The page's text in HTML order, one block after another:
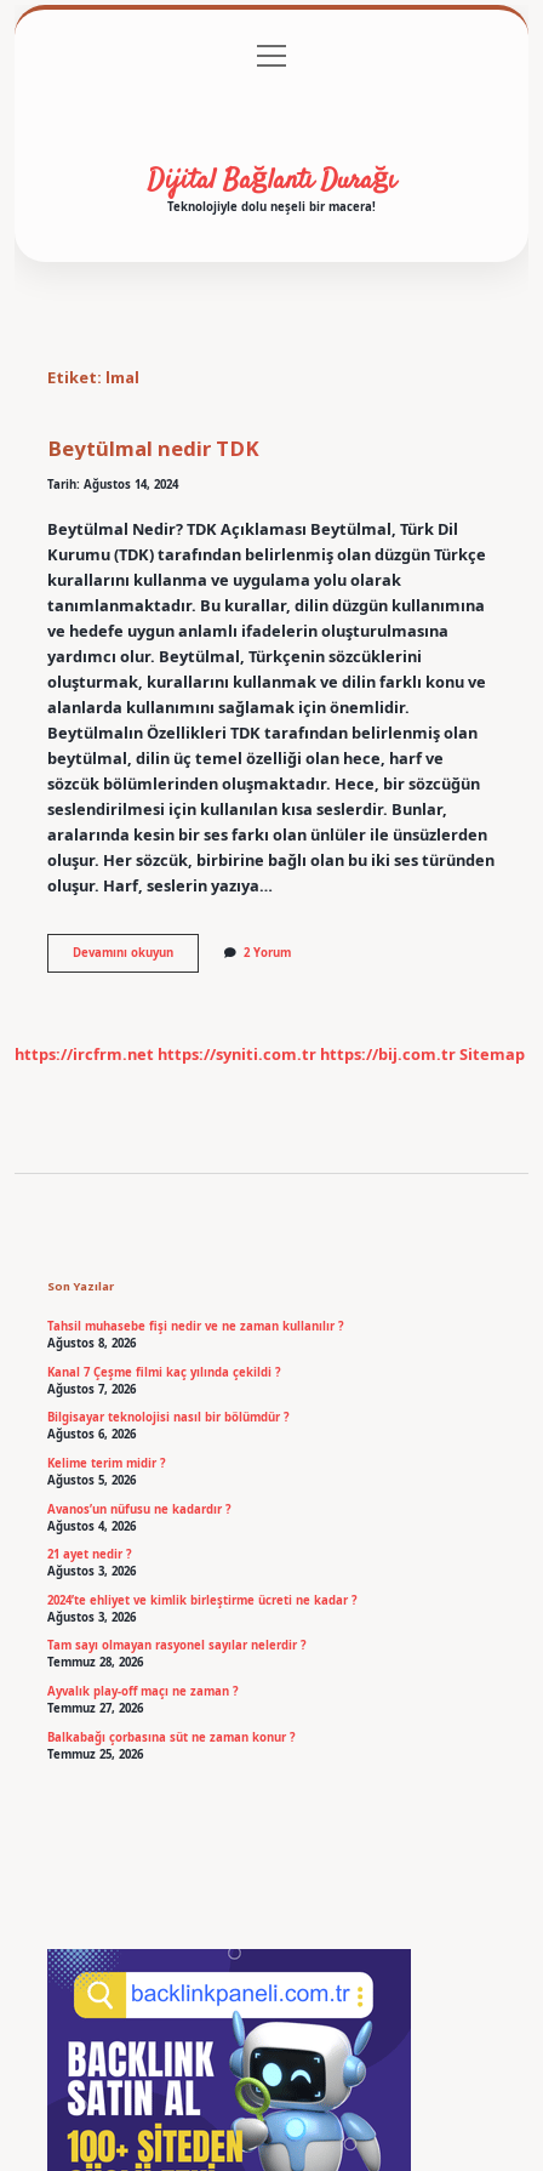
Gizlilik Politikası
menüyü
aç
Dijital Bağlantı Durağı
Teknolojiyle dolu neşeli bir macera!
Etiket: lmal
Beytülmal nedir TDK
Tarih: Ağustos 14, 2024
Beytülmal Nedir? TDK Açıklaması Beytülmal, Türk Dil
Kurumu (TDK) tarafından belirlenmiş olan düzgün Türkçe
kurallarını kullanma ve uygulama yolu olarak
tanımlanmaktadır. Bu kurallar, dilin düzgün kullanımına
ve hedefe uygun anlamlı ifadelerin oluşturulmasına
yardımcı olur. Beytülmal, Türkçenin sözcüklerini
oluşturmak, kurallarını kullanmak ve dilin farklı konu ve
alanlarda kullanımını sağlamak için önemlidir.
Beytülmalın Özellikleri TDK tarafından belirlenmiş olan
beytülmal, dilin üç temel özelliği olan hece, harf ve
sözcük bölümlerinden oluşmaktadır. Hece, bir sözcüğün
seslendirilmesi için kullanılan kısa seslerdir. Bunlar,
aralarında kesin bir ses farkı olan ünlüler ile ünsüzlerden
oluşur. Her sözcük, birbirine bağlı olan bu iki ses türünden
oluşur. Harf, seslerin yazıya…
Devamını okuyunBeytülmal
nedir
2 Yorum
https://ircfrm.net https://syniti.com.tr https://bij.com.trSitemap
Son Yazılar
Tahsil muhasebe fişi nedir ve ne zaman kullanılır ?
Ağustos 8, 2026
Kanal 7 Çeşme filmi kaç yılında çekildi ?
Ağustos 7, 2026
Bilgisayar teknolojisi nasıl bir bölümdür ?
Ağustos 6, 2026
Kelime terim midir ?
Ağustos 5, 2026
Avanos’un nüfusu ne kadardır ?
Ağustos 4, 2026
21 ayet nedir ?
Ağustos 3, 2026
2024’te ehliyet ve kimlik birleştirme ücreti ne kadar ?
Ağustos 3, 2026
Tam sayı olmayan rasyonel sayılar nelerdir ?
Temmuz 28, 2026
Ayvalık play-off maçı ne zaman ?
Temmuz 27, 2026
Balkabağı çorbasına süt ne zaman konur ?
Temmuz 25, 2026